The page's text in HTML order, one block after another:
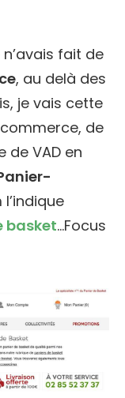
fait de
, au delà des
je vais cette
de
de VAD en
basket…Focus